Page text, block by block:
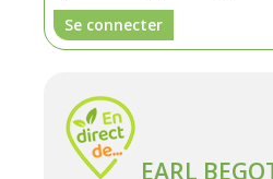
Se connecter
EARL